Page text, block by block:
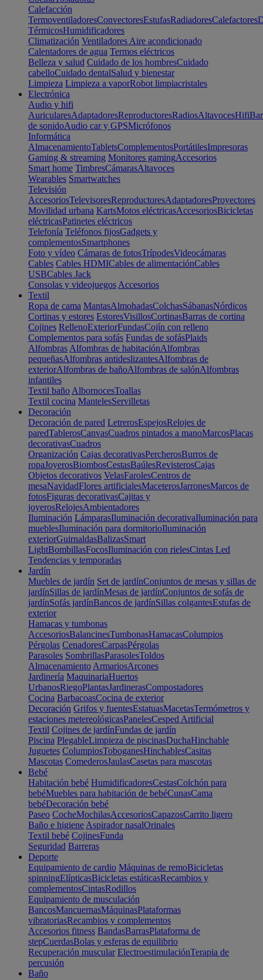
Calefacción
TermoventiladoresConvectoresEstufasRadiadoresCalefactores
TérmicosHumidificadores
Climatización Ventiladores Aire acondicionado
Calentadores de agua Termos eléctricos
Belleza y salud Cuidado de los hombresCuidado
cabelloCuidado dentalSalud y bienestar
Limpieza Limpieza a vaporRobot limpiacristales
Electrónica
Audio y hifi
AuricularesAdaptadoresReproductoresRadiosAltavocesHifi
de sonidoAudio car y GPSMicrófonos
Informática
AlmacenamientoTabletsComplementosPortátilesImpresoras
Gaming & streaming Monitores gamingAccesorios
Smart home TimbresCámarasAltavoces
Wearables Smartwatches
Televisión
AccesoriosTelevisoresReproductoresAdaptadoresProyectores
Movilidad urbana KartsMotos eléctricasAccesoriosBicicletas
eléctricasPatinetes eléctricos
Telefonía Teléfonos fijosGadgets y
complementosSmartphones
Foto y vídeo Cámaras de fotosTrípodesVideocámaras
Cables Cables HDMICables de alimentaciónCables
USBCables Jack
Consolas y videojuegos Accesorios
Textil
Ropa de cama MantasAlmohadasColchasSábanasNórdicos
Cortinas y estores EstoresVisillosCortinasBarras de cortina
Cojines RellenoExteriorFundasCojín con relleno
Complementos para sofás Fundas de sofásPlaids
Alfombras Alfombras de habitaciónAlfombras
pequeñasAlfombras antideslizantesAlfombras de
exteriorAlfombras de bañoAlfombras de salónAlfombras
infantiles
Textil baño AlbornocesToallas
Textil cocina MantelesServilletas
Decoración
Decoración de pared LetrerosEspejosRelojes de
paredTablerosCanvasCuadros pintados a manoMarcosPlacas
decorativasCuadros
Organización Cajas decorativasPercherosBurros de
ropaJoyerosBiombosCestasBaúlesRevisterosCajas
Objetos decorativos VelasFarolesCentros de
mesaNavidadFlores artificialesMaceterosJarronesMarcos de
fotosFiguras decorativasCajitas y
joyerosRelojesAmbientadores
Iluminación LámparasIluminación decorativaIluminación para
mueblesIluminación para dormitorioIluminación
exteriorGuirnaldasBalizasSmart
LightBombillasFocosIluminación con rielesCintas Led
Tendencias y temporadas
Jardín
Muebles de jardín Set de jardínConjuntos de mesas y sillas de
jardínSillas de jardínMesas de jardínConjuntos de sofás de
jardínSofás jardínBancos de jardínSillas colgantesEstufas de
exterior
Hamacas y tumbonas
AccesoriosBalancinesTumbonasHamacasColumpios
Pérgolas CenadoresCarpasPérgolas
Parasoles SombrillasParasolesToldos
Almacenamiento ArmariosArcones
Jardinería MaquinariaHuertos
UrbanosRiegoPlantasJardinerasCompostadores
Cocina BarbacoasCocina de exterior
Decoración Grifos y fuentesEstatuasMacetasTermómetros y
estaciones metereológicasPanelesCesped Artificial
Textil Cojines de jardínFundas de jardín
Piscina PlegableLimpieza de piscinasDuchaHinchable
Juguetes ColumpiosToboganesHinchablesCasitas
Mascotas ComederosJaulasCasetas para mascotas
Bebé
Habitación bebé HumidificadoresCestasColchón para
bebéMuebles para habitación de bebéCunasCama
bebéDecoración bebé
Paseo CocheMochilasAccesoriosCapazosCarrito ligero
Baño e higiene Aspirador nasalOrinales
Textil bebé CojinesFunda
Seguridad Barreras
Deporte
Equipamiento de cardio Máquinas de remoBicicletas
spinningElípticasBicicletas estáticasRecambios y
complementosCintasRodillos
Equipamiento de musculación
BancosMancuernasMáquinasPlataformas
vibratoriasRecambios y complementos
Accesorios fitness BandasBarrasPlataforma de
stepCuerdasBolas y esferas de equilibrio
Recuperación muscular ElectroestimulaciónTerapia de
percusión
Baño